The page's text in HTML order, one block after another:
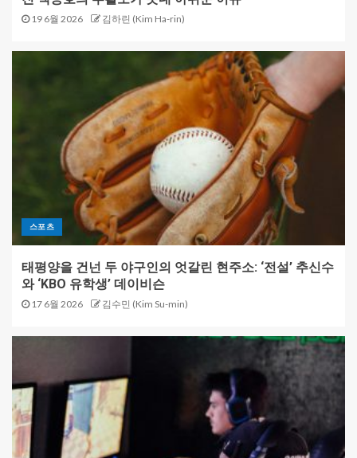
19 6월 2026 김하린 (Kim Ha-rin)
스포츠
태평양을 건넌 두 야구인의 엇갈린 현주소: ‘전설’ 추신수
와 ‘KBO 유학생’ 데이비슨
17 6월 2026 김수민 (Kim Su-min)